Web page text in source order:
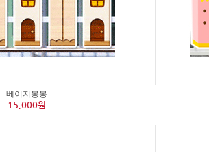
베이지봉봉
15,000원